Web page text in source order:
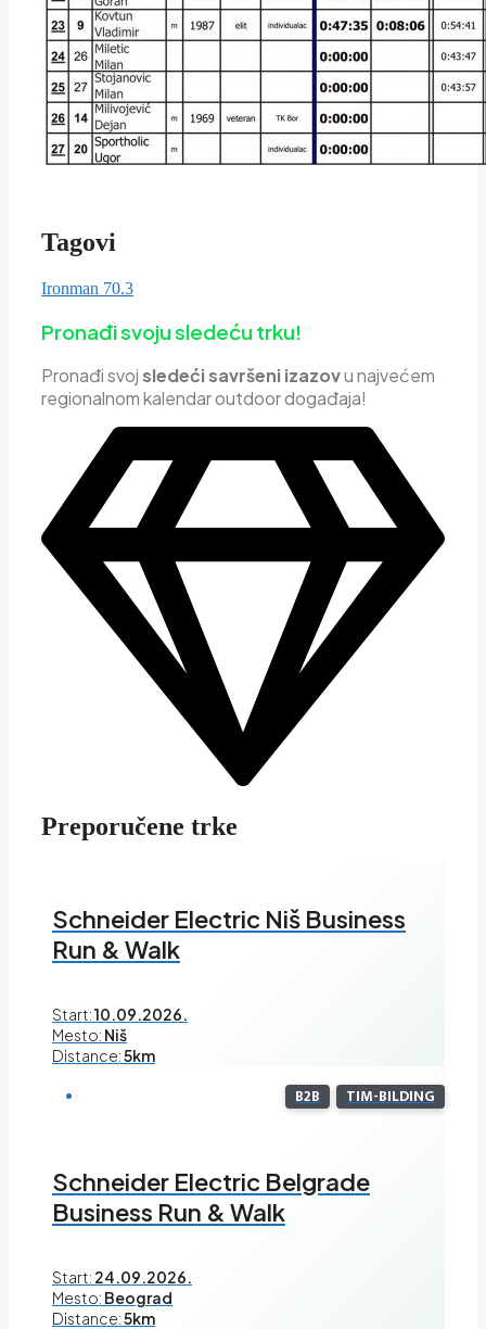
Tagovi
Ironman 70.3
Pronađi svoju sledeću trku!
Pronađi svojsledeći savršeni izazovu najvećem
regionalnom kalendar outdoor događaja!
Preporučene trke
Schneider Electric Niš Business
Run & Walk
Start:10.09.2026.
Mesto: Niš
Distance:5km
B2B TIM-BILDING
Schneider Electric Belgrade
Business Run & Walk
Start: 24.09.2026.
Mesto: Beograd
Distance:5km